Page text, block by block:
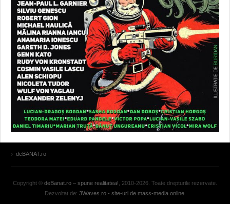
deBANAT.ro
Copyright © deBanat.ro – spune realitatea! , 2010-2026. Toate drepturile rezervate.
Dezvoltat de: 3Waves.ro - site-uri de mass-media online.